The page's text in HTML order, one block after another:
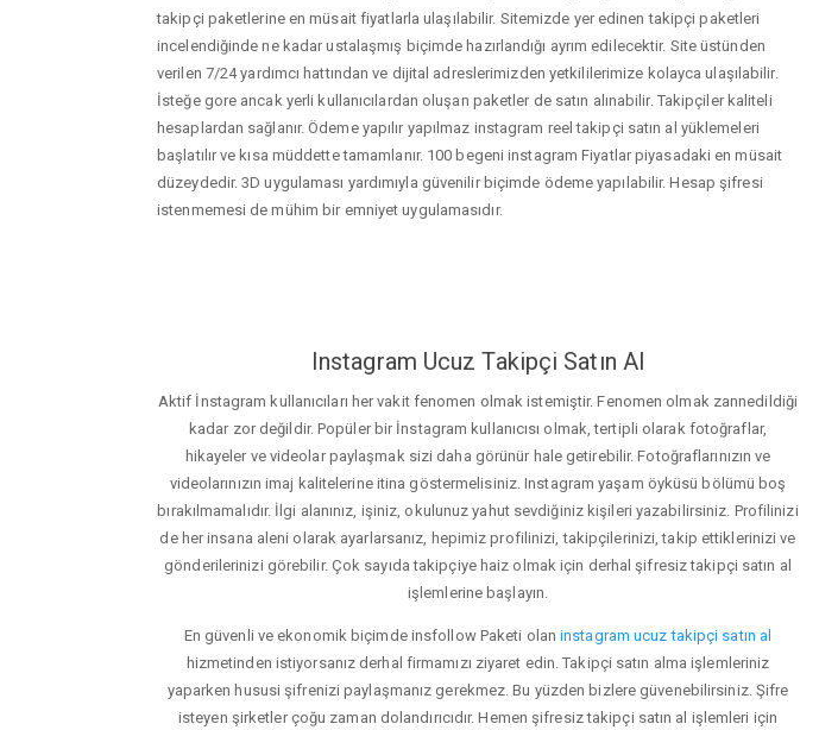
takipçi paketlerine en müsait fiyatlarla ulaşılabilir. Sitemizde yer edinen takipçi paketleri
incelendiğinde ne kadar ustalaşmış biçimde hazırlandığı ayrım edilecektir. Site üstünden
verilen 7/24 yardımcı hattından ve dijital adreslerimizden yetkililerimize kolayca ulaşılabilir.
İsteğe gore ancak yerli kullanıcılardan oluşan paketler de satın alınabilir. Takipçiler kaliteli
hesaplardan sağlanır. Ödeme yapılır yapılmaz instagram reel takipçi satın al yüklemeleri
başlatılır ve kısa müddette tamamlanır. 100 begeni instagram Fiyatlar piyasadaki en müsait
düzeydedir. 3D uygulaması yardımıyla güvenilir biçimde ödeme yapılabilir. Hesap şifresi
istenmemesi de mühim bir emniyet uygulamasıdır.
Instagram Ucuz Takipçi Satın Al
Aktif İnstagram kullanıcıları her vakit fenomen olmak istemiştir. Fenomen olmak zannedildiği
kadar zor değildir. Popüler bir İnstagram kullanıcısı olmak, tertipli olarak fotoğraflar,
hikayeler ve videolar paylaşmak sizi daha görünür hale getirebilir. Fotoğraflarınızın ve
videolarınızın imaj kalitelerine itina göstermelisiniz. Instagram yaşam öyküsü bölümü boş
bırakılmamalıdır. İlgi alanınız, işiniz, okulunuz yahut sevdiğiniz kişileri yazabilirsiniz. Profilinizi
de her insana aleni olarak ayarlarsanız, hepimiz profilinizi, takipçilerinizi, takip ettiklerinizi ve
gönderilerinizi görebilir. Çok sayıda takipçiye haiz olmak için derhal şifresiz takipçi satın al
işlemlerine başlayın.
En güvenli ve ekonomik biçimde insfollow Paketi olaninstagram ucuz takipçi satın al
hizmetinden istiyorsanız derhal firmamızı ziyaret edin. Takipçi satın alma işlemleriniz
yaparken hususi şifrenizi paylaşmanız gerekmez. Bu yüzden bizlere güvenebilirsiniz. Şifre
isteyen şirketler çoğu zaman dolandırıcıdır. Hemen şifresiz takipçi satın al işlemleri için